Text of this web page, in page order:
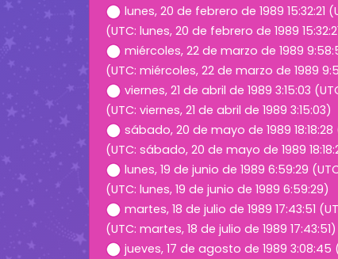
lunes, 20 de febrero de 1989 15:32:21
(UTC: lunes, 20 de febrero de 1989
miércoles, 22 de marzo de 1989
(UTC: miércoles, 22 de marzo de 1989
viernes, 21 de abril de 1989 3:15:03
(UTC: viernes, 21 de abril de 1989 3:15:03)
sábado, 20 de mayo de 1989 18:18:28
(UTC: sábado, 20 de mayo de 1989
lunes, 19 de junio de 1989 6:59:29
(UTC: lunes, 19 de junio de 1989 6:59:29)
martes, 18 de julio de 1989 17:43:51
(UTC: martes, 18 de julio de 1989 17:43:51)
jueves, 17 de agosto de 1989 3:08:45